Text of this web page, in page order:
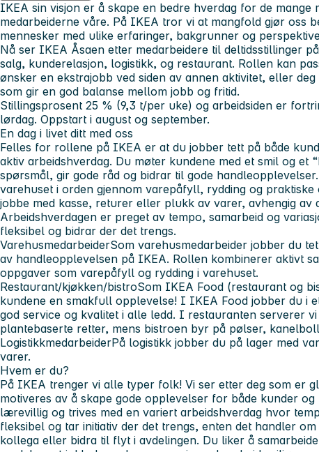
IKEA sin visjon er å skape en bedre hverdag for de mange
medarbeiderne våre. På IKEA tror vi at mangfold gjør oss
mennesker med ulike erfaringer, bakgrunner og
Nå ser IKEA Åsaen etter medarbeidere til deltidsstillinger
salg, kunderelasjon, logistikk, og restaurant. Rollen kan
ønsker en ekstrajobb ved siden av annen aktivitet, eller
som gir en god balanse mellom jobb og fritid.
Stillingsprosent 25 % (9,3 t/per uke) og arbeidsiden er
lørdag. Oppstart i august og september.
En dag i livet ditt med oss
Felles for rollene på IKEA er at du jobber tett på både
aktiv arbeidshverdag. Du møter kundene med et smil og et
spørsmål, gir gode råd og bidrar til gode
varehuset i orden gjennom varepåfyll, rydding og
jobbe med kasse, returer eller plukk av varer, avhengig av
Arbeidshverdagen er preget av tempo, samarbeid og
fleksibel og bidrar der det trengs.
VarehusmedarbeiderSom varehusmedarbeider jobber du
av handleopplevelsen på IKEA. Rollen kombinerer aktivt
oppgaver som varepåfyll og rydding i varehuset.
Restaurant/kjøkken/bistroSom IKEA Food (restaurant og
kundene en smakfull opplevelse! I IKEA Food jobber du i
god service og kvalitet i alle ledd. I restauranten serverer
plantebaserte retter, mens bistroen byr på pølser,
LogistikkmedarbeiderPå logistikk jobber du på lager med
varer.
Hvem er du?
På IKEA trenger vi alle typer folk! Vi ser etter deg som er
motiveres av å skape gode opplevelser for både kunder
lærevillig og trives med en variert arbeidshverdag hvor
fleksibel og tar initiativ der det trengs, enten det handler
kollega eller bidra til flyt i avdelingen. Du liker å